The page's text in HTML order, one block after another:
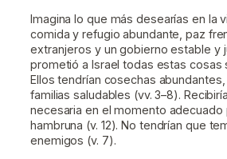
Imagina lo que más desearías en la
comida y refugio abundante, paz
extranjeros y un gobierno estable y
prometió a Israel todas estas cosas
Ellos tendrían cosechas
familias saludables (vv. 3–8).
necesaria en el momento adecuado
hambruna (v. 12). No tendrían que
enemigos (v. 7).